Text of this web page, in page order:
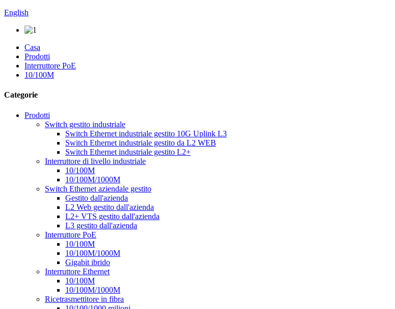
English
Casa
Prodotti
Interruttore PoE
10/100M
Categorie
Prodotti
Switch gestito industriale
Switch Ethernet industriale gestito 10G Uplink L3
Switch Ethernet industriale gestito da L2 WEB
Switch Ethernet industriale gestito L2+
Interruttore di livello industriale
10/100M
10/100M/1000M
Switch Ethernet aziendale gestito
Gestito dall'azienda
L2 Web gestito dall'azienda
L2+ VTS gestito dall'azienda
L3 gestito dall'azienda
Interruttore PoE
10/100M
10/100M/1000M
Gigabit ibrido
Interruttore Ethernet
10/100M
10/100M/1000M
Ricetrasmettitore in fibra